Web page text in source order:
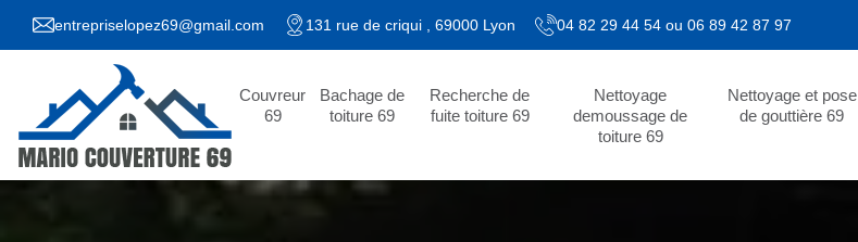
entrepriselopez69@gmail.com 131 rue de criqui , 69000 Lyon 04 82 29 44 54 ou 06 89 42 87 97
Couvreur
69
Bachage de
toiture 69
Recherche de
fuite toiture 69
Nettoyage
demoussage de
toiture 69
Nettoyage et pose
de gouttière 69